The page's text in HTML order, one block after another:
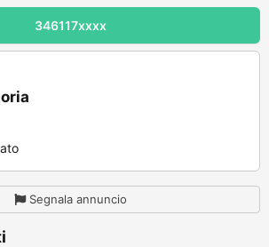
346117xxxx
Segnala annuncio